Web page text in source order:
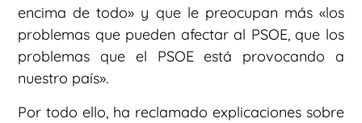
encima de todo» y que le preocupan más «los
problemas que pueden afectar al PSOE, que los
problemas que el PSOE está provocando a
nuestro país».
Por todo ello, ha reclamado explicaciones sobre